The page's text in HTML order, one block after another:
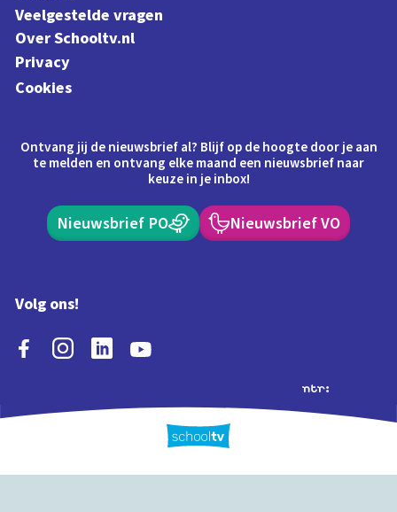
Veelgestelde vragen
Over Schooltv.nl
Privacy
Cookies
Ontvang jij de nieuwsbrief al? Blijf op de hoogte door je aan
te melden en ontvang elke maand een nieuwsbrief naar
keuze in je inbox!
Nieuwsbrief PO Nieuwsbrief VO
Volg ons!